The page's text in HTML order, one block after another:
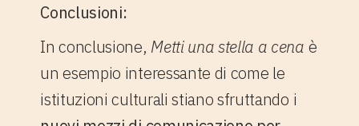
Conclusioni:
In conclusione, Metti una stella a cena è
un esempio interessante di come le
istituzioni culturali stiano sfruttando i